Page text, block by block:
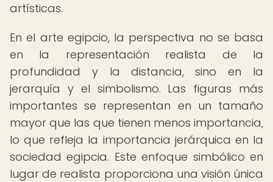
artísticas.
En el arte egipcio, la perspectiva no se basa
en la representación realista de la
profundidad y la distancia, sino en la
jerarquía y el simbolismo. Las figuras más
importantes se representan en un tamaño
mayor que las que tienen menos importancia,
lo que refleja la importancia jerárquica en la
sociedad egipcia. Este enfoque simbólico en
lugar de realista proporciona una visión única